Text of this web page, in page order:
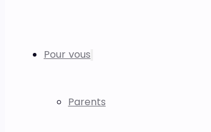
Pour vous
Parents